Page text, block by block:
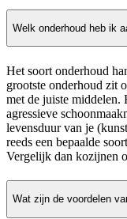
Welk onderhoud heb ik
Het soort onderhoud
grootste onderhoud zit
met de juiste middelen.
agressieve
levensduur van je
reeds een bepaalde
Vergelijk dan kozijnen
Wat zijn de voordelen